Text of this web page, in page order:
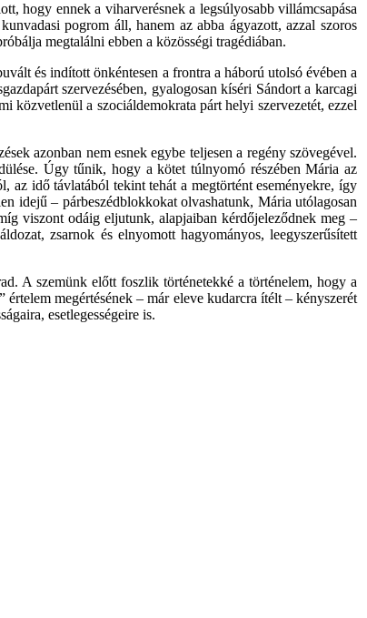
hogy ennek a viharverésnek a legsúlyosabb villámcsapása
pogrom áll, hanem az abba ágyazott, azzal szoros
megtalálni ebben a közösségi tragédiában.
és indított önkéntesen a frontra a háború utolsó évében a
szervezésében, gyalogosan kíséri Sándort a karcagi
közvetlenül a szociáldemokrata párt helyi szervezetét, ezzel
azonban nem esnek egybe teljesen a regény szövegével.
Úgy tűnik, hogy a kötet túlnyomó részében Mária az
az idő távlatából tekint tehát a megtörtént eseményekre, így
idejű – párbeszédblokkokat olvashatunk, Mária utólagosan
viszont odáig eljutunk, alapjaiban kérdőjeleződnek meg –
zsarnok és elnyomott hagyományos, leegyszerűsített
A szemünk előtt foszlik történetekké a történelem, hogy a
megértésének – már eleve kudarcra ítélt – kényszerét
esetlegességeire is.